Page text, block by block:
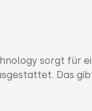
sorgt für
Das